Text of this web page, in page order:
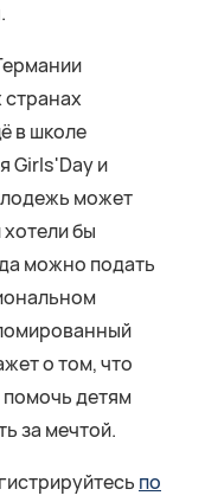
странах
в школе
Girls'Day и
может
бы
можно подать
о том, что
детям
за мечтой.
по